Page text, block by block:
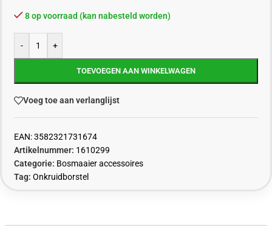
8 op voorraad (kan nabesteld worden)
- +
TOEVOEGEN AAN WINKELWAGEN
Voeg toe aan verlanglijst
EAN:3582321731674
Artikelnummer: 1610299
Categorie: Bosmaaier accessoires
Tag: Onkruidborstel